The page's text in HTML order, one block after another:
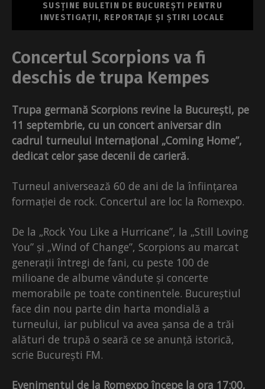
SUSȚINE BULETIN DE BUCUREȘTI PENTRU
INVESTIGAȚII, REPORTAJE ȘI ȘTIRI LOCALE
Concertul Scorpions va fi
deschis de trupa Kempes
Trupa germană Scorpions revine la București, pe
11 septembrie, cu un concert aniversar din
cadrul turneului internațional „Coming Home”,
dedicat celor șase decenii de carieră.
Turneul aniversează 60 de ani de la înființarea
formației de rock. Concertul are loc la Romexpo.
De la „Rock You Like a Hurricane”, la „Still Loving
You” și „Wind of Change”, Scorpions au marcat
generații întregi de fani, cu peste 100 de
milioane de albume vândute și concerte
memorabile pe toate continentele. Bucureștiul
face din nou parte din harta mondială a
turneului, iar publicul va avea șansa de a trăi
alături de trupă o seară ce se anunță istorică,
scrie București FM.
Evenimentul de la Romexpo începe la ora 17:00,